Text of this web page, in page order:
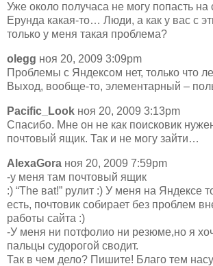
Уже около получаса не могу попасть на
Ерунда какая-то… Люди, а как у вас с
только у меня такая проблема?
olegg ноя 20, 2009 3:09pm
Проблемы с Яндексом нет, только что
Выход, вообще-то, элементарный –
Pacific_Look ноя 20, 2009 3:13pm
Спасибо. Мне он не как поисковик
почтовый ящик. Так и не могу зайти…
AlexaGora ноя 20, 2009 7:59pm
-у меня там почтовый ящик
:) “The ваt!” рулит :) У меня на Яндексе
есть, почтовик собирает без проблем
работы сайта :)
-У меня ни потфолио ни резюме,но я
пальцы судорогой сводит.
Так в чем дело? Пишите! Благо тем